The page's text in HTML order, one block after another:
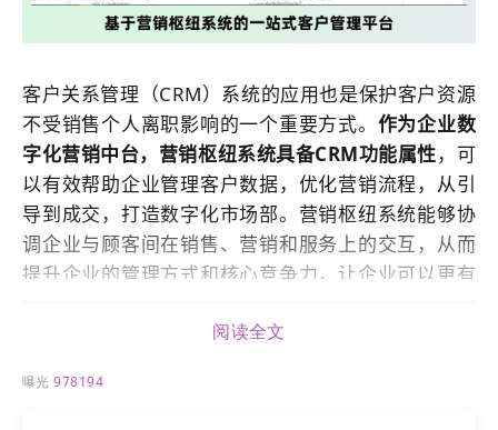
客户关系管理（CRM）系统的应用也是保护客户资源
不受销售个人离职影响的一个重要方式。 作为企业数
字化营销中台， 营销枢纽系统具备CRM功能属性，可
以有效帮助企业管理客户数据，优化营销流程，从引
导到成交，打造数字化市场部。 营销枢纽系统能够协
调企业与顾客间在销售、营销和服务上的交互，从而
提升企业的管理方式和核心竞争力，让企业可以更有
和维护与客户之间的良好关系。
阅读全文
曝光978194